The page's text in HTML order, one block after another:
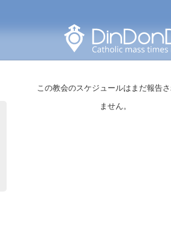
この教会のスケジュールはまだ報告
ません。